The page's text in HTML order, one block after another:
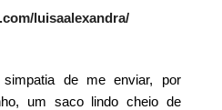
luisaalexandra/
de me enviar, por
um saco lindo cheio de